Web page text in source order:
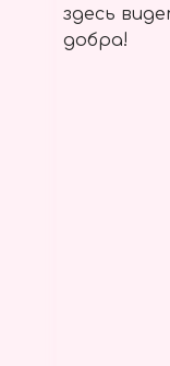
здесь
добра!